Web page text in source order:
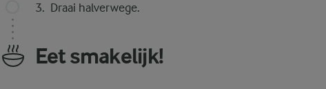
Draai halverwege.
Eet smakelijk!